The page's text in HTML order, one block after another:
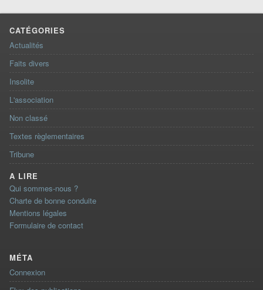
CATÉGORIES
Actualités
Faits divers
Insolite
L'association
Non classé
Textes règlementaires
Tribune
A LIRE
Qui sommes-nous ?
Charte de bonne conduite
Mentions légales
Formulaire de contact
MÉTA
Connexion